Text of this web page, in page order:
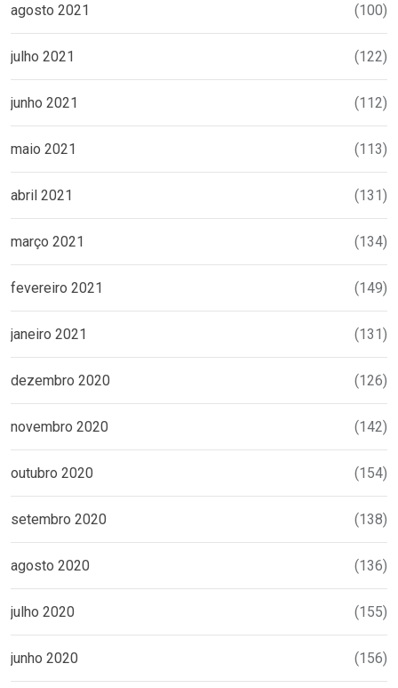
agosto 2021 (100)
julho 2021 (122)
junho 2021 (112)
maio 2021 (113)
abril 2021 (131)
março 2021 (134)
fevereiro 2021 (149)
janeiro 2021 (131)
dezembro 2020 (126)
novembro 2020 (142)
outubro 2020 (154)
setembro 2020 (138)
agosto 2020 (136)
julho 2020 (155)
junho 2020 (156)